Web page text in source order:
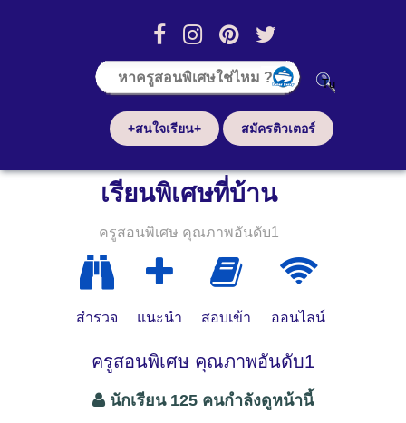
+สนใจเรียน+ สมัครติวเตอร์
เรียนพิเศษที่บ้าน
ครูสอนพิเศษ คุณภาพอันดับ1
สำรวจ แนะนำ สอบเข้า ออนไลน์
ครูสอนพิเศษ คุณภาพอันดับ1
นักเรียน 125 คนกำลังดูหน้านี้